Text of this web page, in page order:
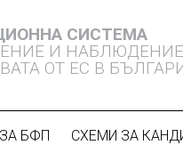
СИСТЕМА
И НАБЛЮДЕНИЕ
ОТ ЕС В
БФП СХЕМИ ЗА